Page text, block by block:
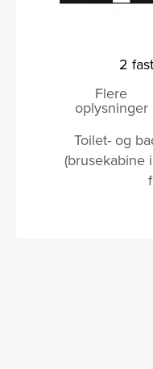
2
Flere
oplysninger
Toilet- og
(brusekabine